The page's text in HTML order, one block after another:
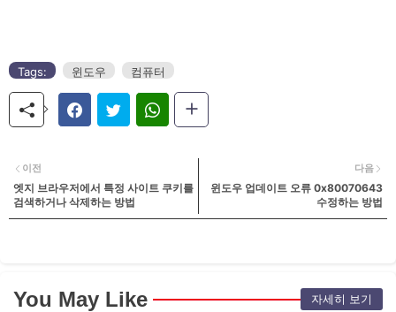
Tags: 윈도우 컴퓨터
다음
윈도우 업데이트 오류 0x80070643
수정하는 방법
이전
엣지 브라우저에서 특정 사이트 쿠키를
검색하거나 삭제하는 방법
You May Like 자세히 보기